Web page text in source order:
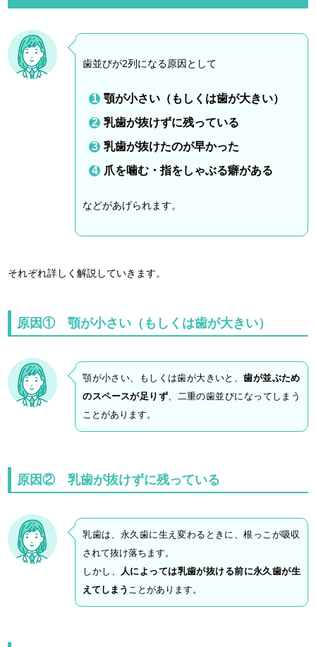
e
歯並びが2列になる原因として
顎が小さい（もしくは歯が大きい）
乳歯が抜けずに残っている
乳歯が抜けたのが早かった
爪を噛む・指をしゃぶる癖がある
などがあげられます。
それぞれ詳しく解説していきます。
原因① 顎が小さい（もしくは歯が大きい）
顎が小さい、もしくは歯が大きいと、歯が並ぶため
のスペースが足りず、二重の歯並びになってしまう
ことがあります。
原因② 乳歯が抜けずに残っている
乳歯は、永久歯に生え変わるときに、根っこが吸収
されて抜け落ちます。
しかし、 人によっては乳歯が抜ける前に永久歯が生
えてしまう ことがあります。